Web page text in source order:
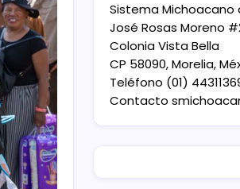
Sistema Michoacano
José Rosas Moreno
Colonia Vista Bella
CP 58090, Morelia,
Teléfono (01)
Contacto